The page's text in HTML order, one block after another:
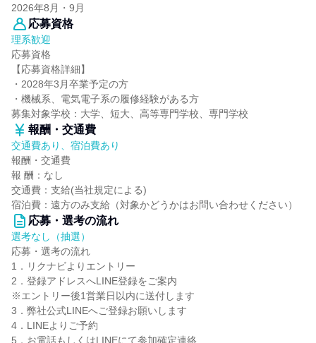
2026年8月・9月
応募資格
理系歓迎
応募資格
【応募資格詳細】
・2028年3月卒業予定の方
・機械系、電気電子系の履修経験がある方
募集対象学校：大学、短大、高等専門学校、専門学校
報酬・交通費
交通費あり、宿泊費あり
報酬・交通費
報 酬：なし
交通費：支給(当社規定による)
宿泊費：遠方のみ支給（対象かどうかはお問い合わせください）
応募・選考の流れ
選考なし（抽選）
応募・選考の流れ
1．リクナビよりエントリー
2．登録アドレスへLINE登録をご案内
※エントリー後1営業日以内に送付します
3．弊社公式LINEへご登録お願いします
4．LINEよりご予約
5．お電話もしくはLINEにて参加確定連絡